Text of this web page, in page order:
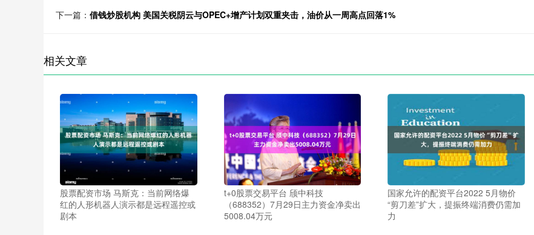
下一篇： 借钱炒股机构 美国关税阴云与OPEC+增产计划双重夹击，油价从一周高点回落1%
相关文章
股票配资市场 马斯克：当前网络爆
红的人形机器人演示都是远程遥控或
剧本
t+0股票交易平台 颀中科技
（688352）7月29日主力资金净卖出
5008.04万元
国家允许的配资平台2022 5月物价
“剪刀差”扩大，提振终端消费仍需加
力